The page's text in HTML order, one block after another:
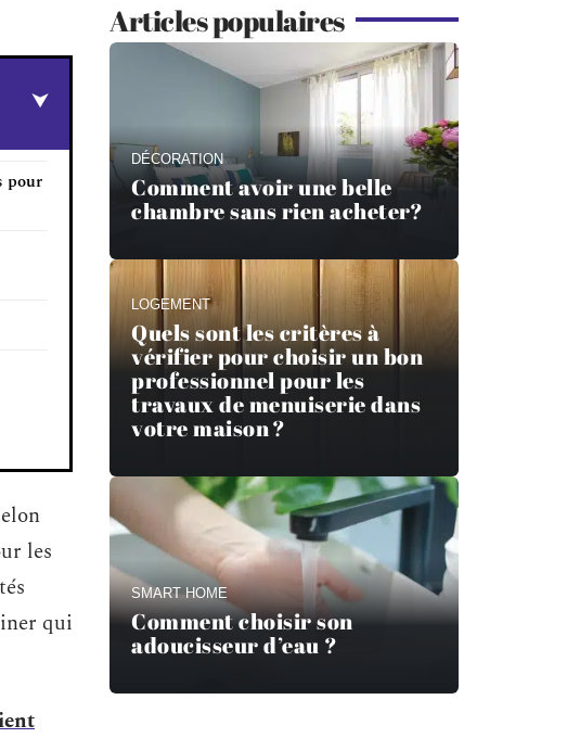
pour
les
qui
Articles populaires
DÉCORATION
Comment avoir une belle
chambre sans rien acheter?
LOGEMENT
Quels sont les critères à
vérifier pour choisir un bon
professionnel pour les
travaux de menuiserie dans
votre maison ?
SMART HOME
Comment choisir son
adoucisseur d’eau ?